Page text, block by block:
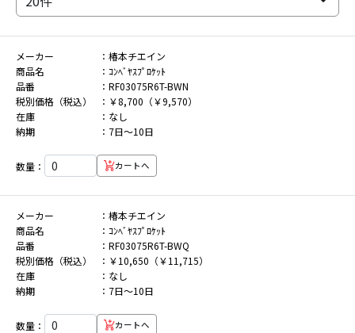
メーカー
椿本チエイン
商品名
ｺﾝﾍﾞﾔｽﾌﾟﾛｹｯﾄ
品番
RF03075R6T-BWN
税別価格（税込）
￥8,700（￥9,570）
在庫
なし
納期
7日～10日
数量： カートへ
メーカー
椿本チエイン
商品名
ｺﾝﾍﾞﾔｽﾌﾟﾛｹｯﾄ
品番
RF03075R6T-BWQ
税別価格（税込）
￥10,650（￥11,715）
在庫
なし
納期
7日～10日
数量： カートへ